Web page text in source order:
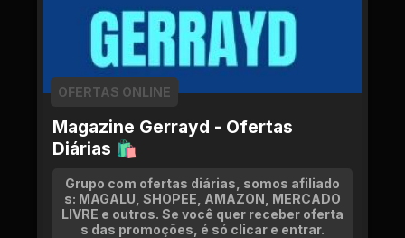
Magazine Gerrayd - Ofertas
Diárias 🛍
OFERTAS ONLINE
Grupo com ofertas diárias, somos afiliado
s: MAGALU, SHOPEE, AMAZON, MERCADO
LIVRE e outros. Se você quer receber oferta
s das promoções, é só clicar e entrar.